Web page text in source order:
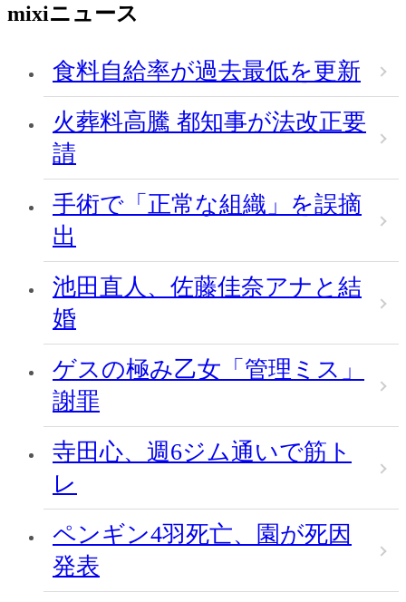
mixiニュース
食料自給率が過去最低を更新
火葬料高騰 都知事が法改正要
請
手術で「正常な組織」を誤摘
出
池田直人、佐藤佳奈アナと結
婚
ゲスの極み乙女「管理ミス」
謝罪
寺田心、週6ジム通いで筋ト
レ
ペンギン4羽死亡、園が死因
発表